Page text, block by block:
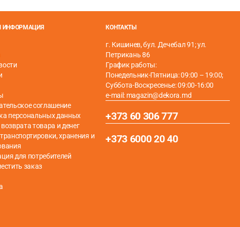
ламинату.
ИНФОРМАЦИЯ
соглашение
персональных данных
товара и денег
хранения и
для потребителей
заказ
КОНТАКТЫ
г. Кишинев, бул. Дечебал 91; ул.
Петрикань 86
График работы:
Понедельник-Пятница: 09:00 – 19:00;
Суббота-Воскресенье: 09:00-16:00
e-mail: magazin@dekora.md
+373 60 306 777
+373 6000 20 40